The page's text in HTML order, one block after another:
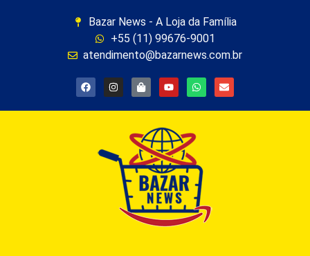
Bazar News - A Loja da Família
+55 (11) 99676-9001
atendimento@bazarnews.com.br